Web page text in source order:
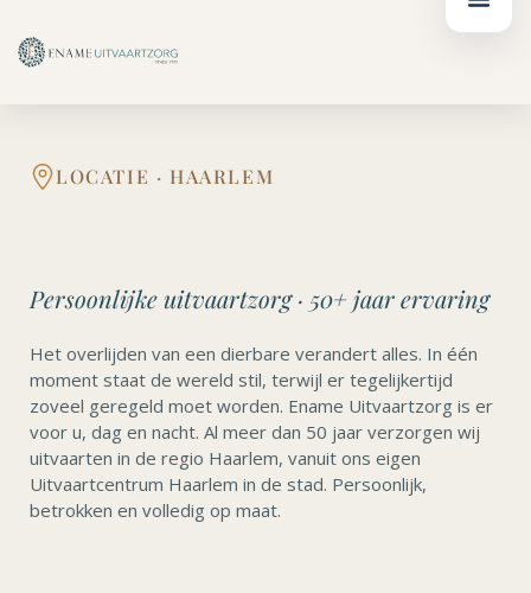
inhoud
naar
de
LOCATIE · HAARLEM
Persoonlijke uitvaartzorg · 50+ jaar ervaring
Het overlijden van een dierbare verandert alles. In één
moment staat de wereld stil, terwijl er tegelijkertijd
zoveel geregeld moet worden. Ename Uitvaartzorg is er
voor u, dag en nacht. Al meer dan 50 jaar verzorgen wij
uitvaarten in de regio Haarlem, vanuit ons eigen
Uitvaartcentrum Haarlem in de stad. Persoonlijk,
betrokken en volledig op maat.